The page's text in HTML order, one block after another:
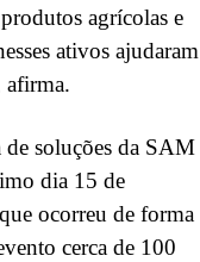
agrícolas e
ativos ajudaram
de soluções da SAM
dia 15 de
ocorreu de forma
cerca de 100